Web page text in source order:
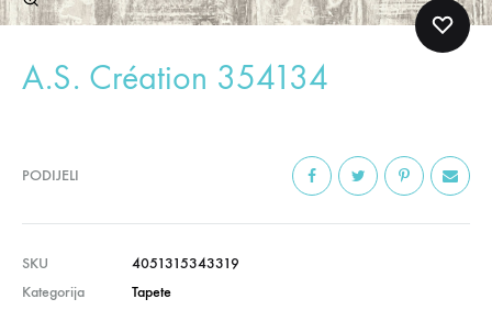
A.S. Création 354134
PODIJELI
SKU
4051315343319
Kategorija
Tapete